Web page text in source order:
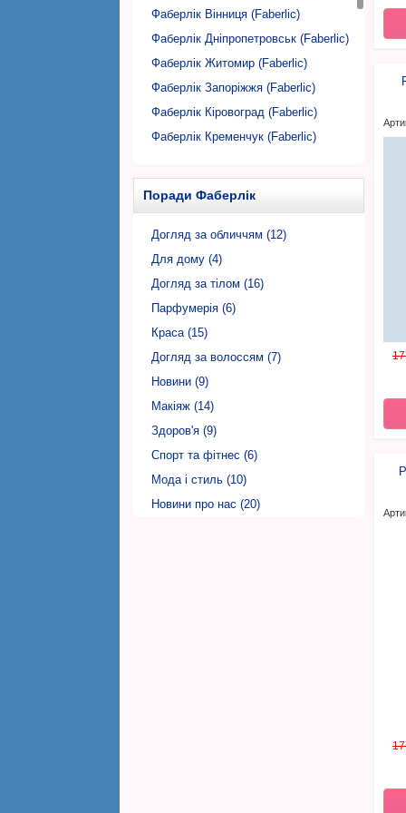
Фаберлік Вінниця (Faberlic)
Фаберлік Дніпропетровськ (Faberlic)
Фаберлік Житомир (Faberlic)
Фаберлік Запоріжжя (Faberlic)
Фаберлік Кіровоград (Faberlic)
Фаберлік Кременчук (Faberlic)
Фаберлік Миколаїв (Faberlic)
Фаберлік Нікополь (Faberlic)
Фаберлік Одеса (Faberlic)
Фаберлік Полтава (Faberlic)
Фаберлік Рівне (Faberlic)
Фаберлік Суми (Faberlic)
Фаберлік Тернопіль (Faberlic)
Фаберлік Ужгород (Faberlic)
Фаберлік Харків (Faberlic)
Фаберлік Херсон (Faberlic)
Фаберлік Хмельницький (Faberlic)
Фаберлік Черкаси (Faberlic)
Поради Фаберлік
Догляд за обличчям (12)
Для дому (4)
Догляд за тілом (16)
Парфумерія (6)
Краса (15)
Догляд за волоссям (7)
Новини (9)
Макіяж (14)
Здоров'я (9)
Спорт та фітнес (6)
Мода і стиль (10)
Новини про нас (20)